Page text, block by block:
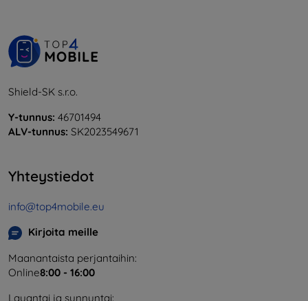
Shield-SK s.r.o.
Y-tunnus: 46701494
ALV-tunnus: SK2023549671
Yhteystiedot
info@top4mobile.eu
Kirjoita meille
Maanantaista perjantaihin:
Online8:00 - 16:00
Lauantai ja sunnuntai: